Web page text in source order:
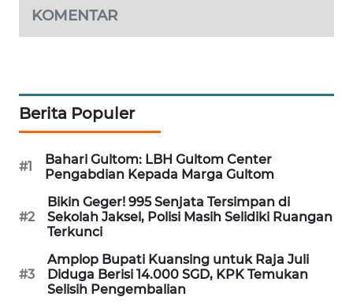
KOMENTAR
Berita Populer
#1
Bahari Gultom: LBH Gultom Center
Pengabdian Kepada Marga Gultom
#2
Bikin Geger! 995 Senjata Tersimpan di
Sekolah Jaksel, Polisi Masih Selidiki Ruangan
Terkunci
#3
Amplop Bupati Kuansing untuk Raja Juli
Diduga Berisi 14.000 SGD, KPK Temukan
Selisih Pengembalian
NEWS
NEWS
METRO
SIANTAR
NEWS
METRO
MEDAN